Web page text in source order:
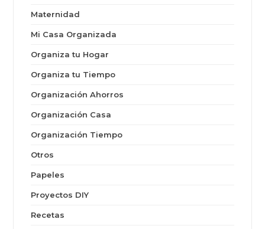
Maternidad
Mi Casa Organizada
Organiza tu Hogar
Organiza tu Tiempo
Organización Ahorros
Organización Casa
Organización Tiempo
Otros
Papeles
Proyectos DIY
Recetas